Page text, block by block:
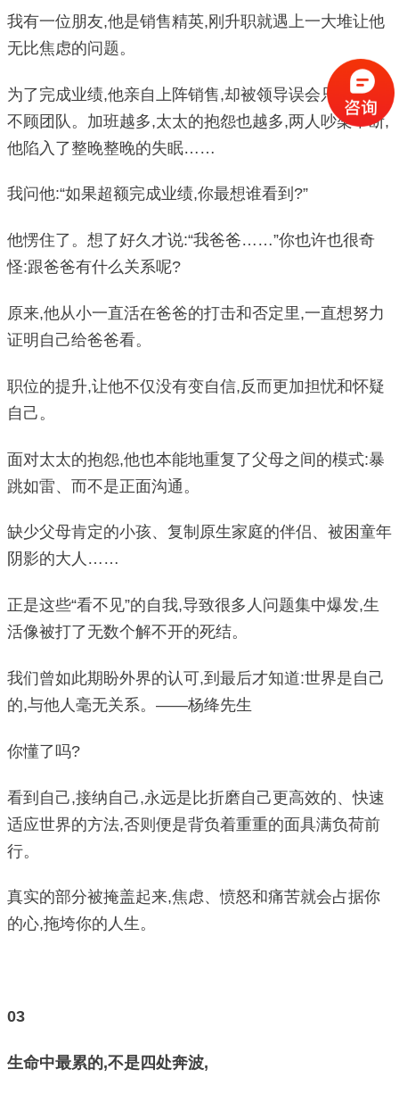
我有一位朋友,他是销售精英,刚升职就遇上一大堆让他
无比焦虑的问题。
为了完成业绩,他亲自上阵销售,却被领导误会只顾自己
不顾团队。加班越多,太太的抱怨也越多,两人吵架不断,
他陷入了整晚整晚的失眠……
我问他:“如果超额完成业绩,你最想谁看到?”
他愣住了。想了好久才说:“我爸爸……”你也许也很奇
怪:跟爸爸有什么关系呢?
原来,他从小一直活在爸爸的打击和否定里,一直想努力
证明自己给爸爸看。
职位的提升,让他不仅没有变自信,反而更加担忧和怀疑
自己。
面对太太的抱怨,他也本能地重复了父母之间的模式:暴
跳如雷、而不是正面沟通。
缺少父母肯定的小孩、复制原生家庭的伴侣、被困童年
阴影的大人……
正是这些“看不见”的自我,导致很多人问题集中爆发,生
活像被打了无数个解不开的死结。
我们曾如此期盼外界的认可,到最后才知道:世界是自己
的,与他人毫无关系。——杨绛先生
你懂了吗?
看到自己,接纳自己,永远是比折磨自己更高效的、快速
适应世界的方法,否则便是背负着重重的面具满负荷前
行。
真实的部分被掩盖起来,焦虑、愤怒和痛苦就会占据你
的心,拖垮你的人生。
03
生命中最累的,不是四处奔波,